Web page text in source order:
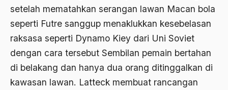
setelah mematahkan serangan lawan Macan bola
seperti Futre sanggup menaklukkan kesebelasan
raksasa seperti Dynamo Kiey dari Uni Soviet
dengan cara tersebut Sembilan pemain bertahan
di belakang dan hanya dua orang ditinggalkan di
kawasan lawan. Latteck membuat rancangan
1979
1978
1977
1976
Advisors
Aera-Europa
Afiliasi Kultural
Afrika